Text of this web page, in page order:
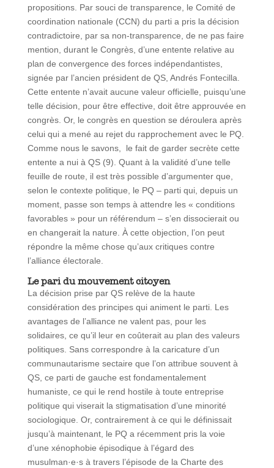
propositions. Par souci de transparence, le Comité de
coordination nationale (CCN) du parti a pris la décision
contradictoire, par sa non-transparence, de ne pas faire
mention, durant le Congrès, d’une entente relative au
plan de convergence des forces indépendantistes,
signée par l’ancien président de QS, Andrés Fontecilla.
Cette entente n’avait aucune valeur officielle, puisqu’une
telle décision, pour être effective, doit être approuvée en
congrès. Or, le congrès en question se déroulera après
celui qui a mené au rejet du rapprochement avec le PQ.
Comme nous le savons, le fait de garder secrète cette
entente a nui à QS (9). Quant à la validité d’une telle
feuille de route, il est très possible d’argumenter que,
selon le contexte politique, le PQ – parti qui, depuis un
moment, passe son temps à attendre les « conditions
favorables » pour un référendum – s’en dissocierait ou
en changerait la nature. À cette objection, l’on peut
répondre la même chose qu’aux critiques contre
l’alliance électorale.
Le pari du mouvement citoyen
La décision prise par QS relève de la haute
considération des principes qui animent le parti. Les
avantages de l’alliance ne valent pas, pour les
solidaires, ce qu’il leur en coûterait au plan des valeurs
politiques. Sans correspondre à la caricature d’un
communautarisme sectaire que l’on attribue souvent à
QS, ce parti de gauche est fondamentalement
humaniste, ce qui le rend hostile à toute entreprise
politique qui viserait la stigmatisation d’une minorité
sociologique. Or, contrairement à ce qui le définissait
jusqu’à maintenant, le PQ a récemment pris la voie
d’une xénophobie épisodique à l’égard des
musulman·e·s à travers l’épisode de la Charte des